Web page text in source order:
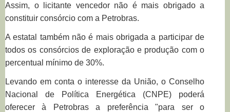
Assim, o licitante vencedor não é mais obrigado a
constituir consórcio com a Petrobras.
A estatal também não é mais obrigada a participar de
todos os consórcios de exploração e produção com o
percentual mínimo de 30%.
Levando em conta o interesse da União, o Conselho
Nacional de Política Energética (CNPE) poderá
oferecer à Petrobras a preferência "para ser o